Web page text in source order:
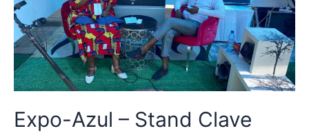
Expo-Azul – Stand Clave